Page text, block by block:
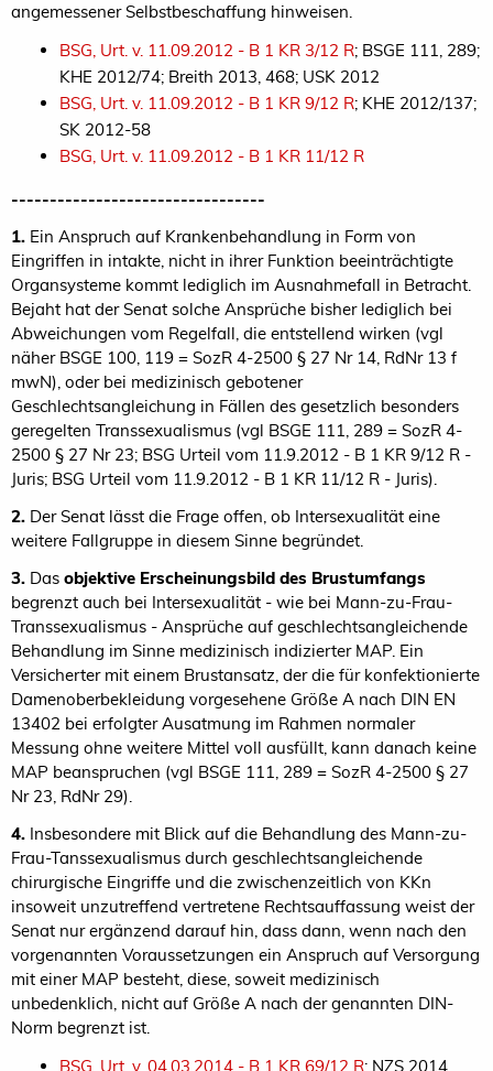
angemessener Selbstbeschaffung hinweisen.
BSG, Urt. v. 11.09.2012 - B 1 KR 3/12 R; BSGE 111, 289;
KHE 2012/74; Breith 2013, 468; USK 2012
BSG, Urt. v. 11.09.2012 - B 1 KR 9/12 R; KHE 2012/137;
SK 2012-58
BSG, Urt. v. 11.09.2012 - B 1 KR 11/12 R
---------------------------------
1. Ein Anspruch auf Krankenbehandlung in Form von
Eingriffen in intakte, nicht in ihrer Funktion beeinträchtigte
Organsysteme kommt lediglich im Ausnahmefall in Betracht.
Bejaht hat der Senat solche Ansprüche bisher lediglich bei
Abweichungen vom Regelfall, die entstellend wirken (vgl
näher BSGE 100, 119 = SozR 4-2500 § 27 Nr 14, RdNr 13 f
mwN), oder bei medizinisch gebotener
Geschlechtsangleichung in Fällen des gesetzlich besonders
geregelten Transsexualismus (vgl BSGE 111, 289 = SozR 4-
2500 § 27 Nr 23; BSG Urteil vom 11.9.2012 - B 1 KR 9/12 R -
Juris; BSG Urteil vom 11.9.2012 - B 1 KR 11/12 R - Juris).
2. Der Senat lässt die Frage offen, ob Intersexualität eine
weitere Fallgruppe in diesem Sinne begründet.
3. Das objektive Erscheinungsbild des Brustumfangs
begrenzt auch bei Intersexualität - wie bei Mann-zu-Frau-
Transsexualismus - Ansprüche auf geschlechtsangleichende
Behandlung im Sinne medizinisch indizierter MAP. Ein
Versicherter mit einem Brustansatz, der die für konfektionierte
Damenoberbekleidung vorgesehene Größe A nach DIN EN
13402 bei erfolgter Ausatmung im Rahmen normaler
Messung ohne weitere Mittel voll ausfüllt, kann danach keine
MAP beanspruchen (vgl BSGE 111, 289 = SozR 4-2500 § 27
Nr 23, RdNr 29).
4. Insbesondere mit Blick auf die Behandlung des Mann-zu-
Frau-Tanssexualismus durch geschlechtsangleichende
chirurgische Eingriffe und die zwischenzeitlich von KKn
insoweit unzutreffend vertretene Rechtsauffassung weist der
Senat nur ergänzend darauf hin, dass dann, wenn nach den
vorgenannten Voraussetzungen ein Anspruch auf Versorgung
mit einer MAP besteht, diese, soweit medizinisch
unbedenklich, nicht auf Größe A nach der genannten DIN-
Norm begrenzt ist.
BSG, Urt. v. 04.03.2014 - B 1 KR 69/12 R; NZS 2014,